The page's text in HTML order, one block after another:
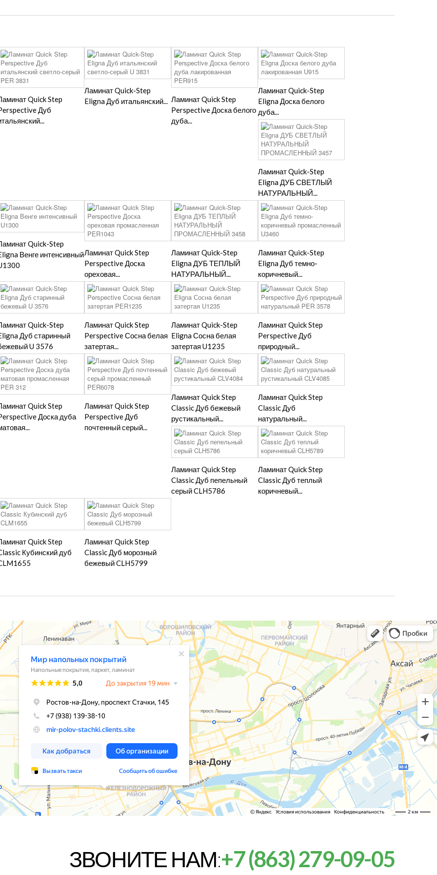
Quick Step
Дуб
Ламинат Quick-Step
Eligna Дуб итальянский... Ламинат Quick Step
Perspective Доска белого
дуба...
Ламинат Quick-Step
Eligna Доска белого
дуба...
Ламинат Quick-Step
Eligna ДУБ СВЕТЛЫЙ
НАТУРАЛЬНЫЙ...
Quick-Step
Венге интенсивныйЛаминат Quick Step
Perspective Доска
ореховая...
Ламинат Quick-Step
Eligna ДУБ ТЕПЛЫЙ
НАТУРАЛЬНЫЙ...
Ламинат Quick-Step
Eligna Дуб темно-
коричневый...
Quick-Step
Дуб старинный
U 3576
Ламинат Quick Step
Perspective Сосна белая
затертая...
Ламинат Quick-Step
Eligna Сосна белая
затертая U1235
Ламинат Quick Step
Perspective Дуб
природный...
Quick Step
Доска дуба
Ламинат Quick Step
Perspective Дуб
почтенный серый...
Ламинат Quick Step
Classic Дуб бежевый
рустикальный...
Ламинат Quick Step
Classic Дуб
натуральный...
Ламинат Quick Step
Classic Дуб пепельный
серый CLH5786
Ламинат Quick Step
Classic Дуб теплый
коричневый...
Quick Step
Кубинский дуб
Ламинат Quick Step
Classic Дуб морозный
бежевый CLH5799
ЗВОНИТЕ НАМ:+7 (863) 279-09-05